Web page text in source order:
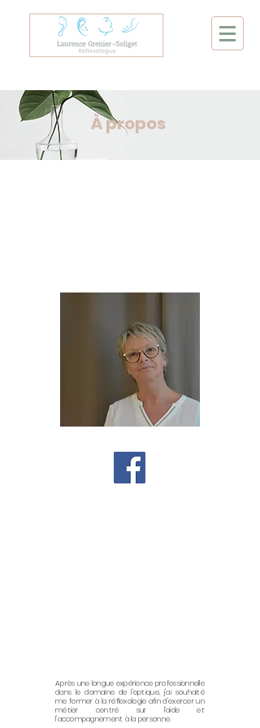
À propos
Après une longue expérience professionnelle
dans le domaine de l'optique, j'ai souhaité
me former à la réflexologie afin d'exercer un
métier centré sur l'aide et
l'accompagnement à la personne.